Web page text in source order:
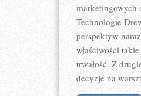
marketingowych
Technologie
perspektyw
właściwości
trwałość. Z
decyzje na